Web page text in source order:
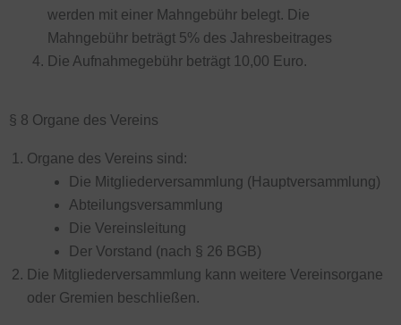
werden mit einer Mahngebühr belegt. Die
Mahngebühr beträgt 5% des Jahresbeitrages
Die Aufnahmegebühr beträgt 10,00 Euro.
§ 8 Organe des Vereins
Organe des Vereins sind:
Die Mitgliederversammlung (Hauptversammlung)
Abteilungsversammlung
Die Vereinsleitung
Der Vorstand (nach § 26 BGB)
Die Mitgliederversammlung kann weitere Vereinsorgane
oder Gremien beschließen.